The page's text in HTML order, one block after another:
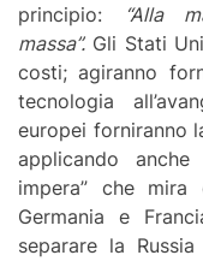
principio:
“Alla
massa”. Gli Stati
costi; agiranno
tecnologia
europei forniranno
applicando
impera” che
Germania e
separare la